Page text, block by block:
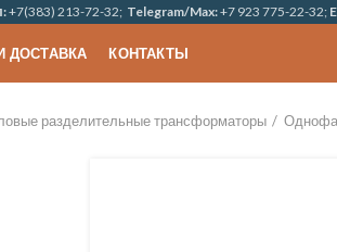
+7(383) 213-72-32; Telegram/Max:+7 923 775-22-32;
ДОСТАВКА КОНТАКТЫ
разделительные трансформаторы